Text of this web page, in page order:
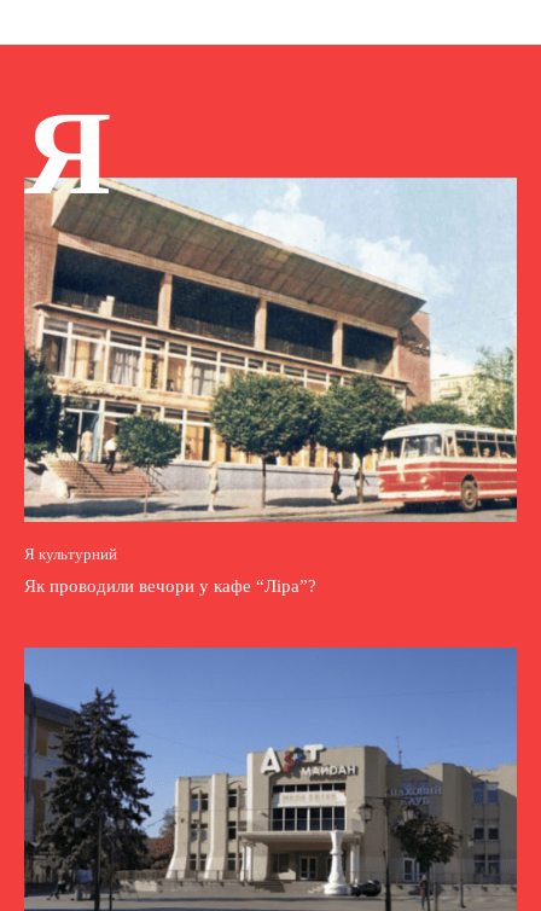
Я
Я культурний
Як проводили вечори у кафе “Ліра”?